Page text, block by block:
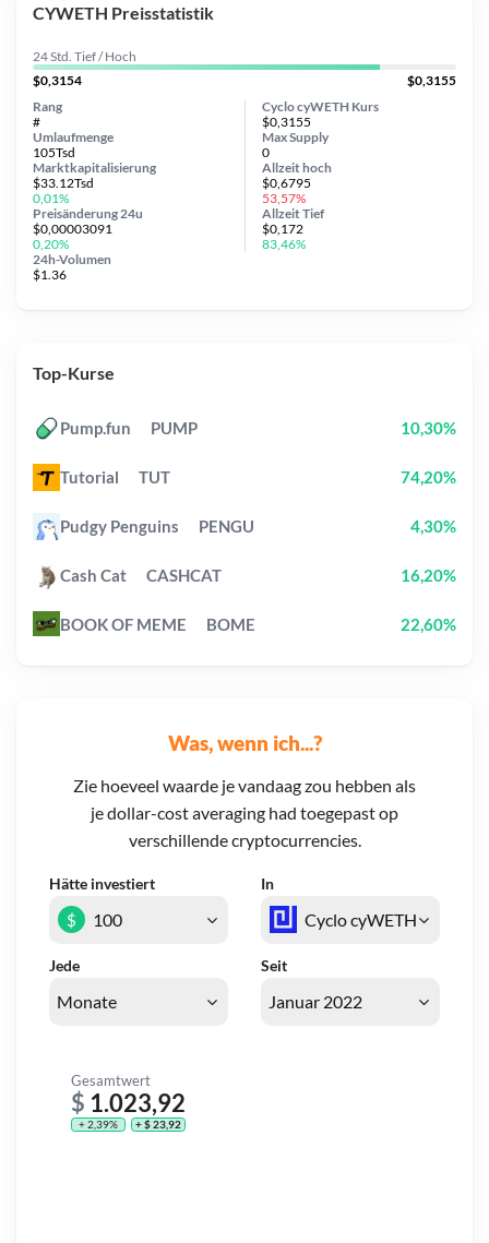
Was, wenn ich...?
Zie hoeveel waarde je vandaag zou hebben als
je dollar-cost averaging had toegepast op
verschillende cryptocurrencies.
Hätte investiert In
Jede Seit
$
Gesamtwert
$ 1.023,92
+ 2,39% + $ 23,92
CYWETH Preisstatistik
24 Std. Tief / Hoch
$0,3154
$0,3155
Cyclo cyWETH Kurs
$0,3155
Umlaufmenge
105Tsd
Preisänderung 24u
$0,00003091
0,20%
Max Supply
0
Marktkapitalisierung
$33.12Tsd
0,01%
24h-Volumen
$1.36
Rang
#
Allzeithoch
$0,6795
53,57%
AllzeitTief
$0,172
83,46%
Top-Kurse
Pump.fun PUMP 10,30%
Tutorial TUT 74,20%
Pudgy Penguins PENGU 4,30%
Cash Cat CASHCAT 16,20%
BOOK OF MEME BOME 22,60%